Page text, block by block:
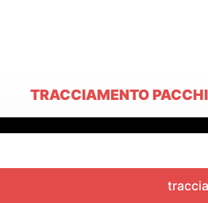
TRACCIAMENTO
traccia